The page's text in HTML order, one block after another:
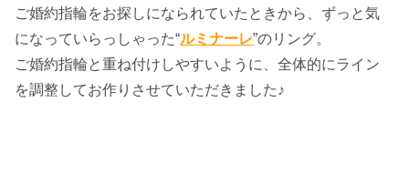
ご婚約指輪をお探しになられていたときから、ずっと気
になっていらっしゃった“ルミナーレ”のリング。
ご婚約指輪と重ね付けしやすいように、全体的にライン
を調整してお作りさせていただきました♪